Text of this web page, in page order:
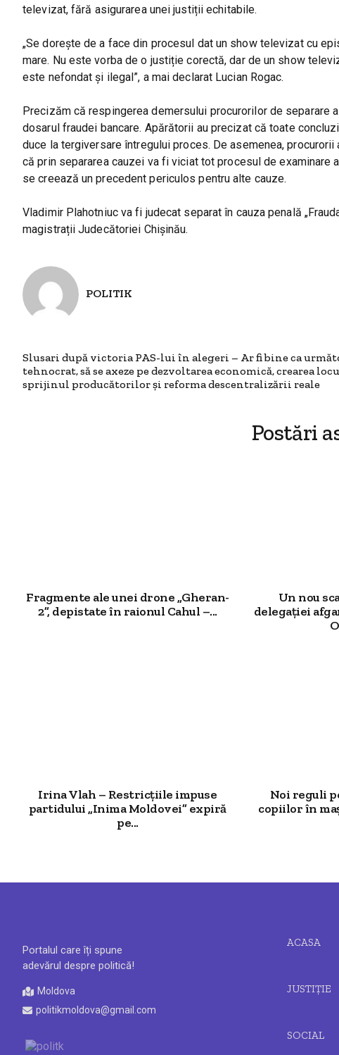
televizat, fără asigurarea unei justiții echitabile.
„Se dorește de a face din procesul dat un show televizat cu
mare. Nu este vorba de o justiție corectă, dar de un show
este nefondat și ilegal”, a mai declarat Lucian Rogac.
Precizăm că respingerea demersului procurorilor de
dosarul fraudei bancare. Apărătorii au precizat că toate
duce la tergiversare întregului proces. De asemenea,
că prin separarea cauzei va fi viciat tot procesul de examinare
se creează un precedent periculos pentru alte cauze.
Vladimir Plahotniuc va fi judecat separat în cauza penală
magistrații Judecătoriei Chișinău.
POLITIK
Slusari după victoria PAS-lui în alegeri – Ar fi bine ca
tehnocrat, să se axeze pe dezvoltarea economică, crearea
sprijinul producătorilor și reforma descentralizării reale
Postări
Fragmente ale unei drone „Gheran-
2”, depistate în raionul Cahul –...
Un nou
delegației
Irina Vlah – Restricțiile impuse
partidului „Inima Moldovei” expiră
pe...
Noi reguli
copiilor în
Portalul care îți spune
adevărul despre politică!
Moldova
politikmoldova@gmail.com
ACASA
JUSTIȚIE
SOCIAL